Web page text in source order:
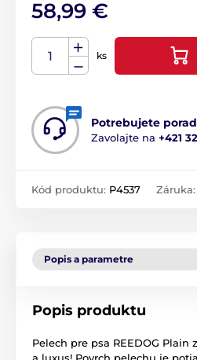
58,99 €
ks
Potrebujete
Zavolajte na +421
Kód produktu: P4537 Záruka:
Popis a parametre
Popis produktu
Pelech pre psa REEDOG